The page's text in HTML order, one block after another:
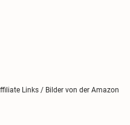
Links / Bilder von der Amazon